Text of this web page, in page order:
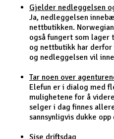
Solenergi
Sparkesykler &
Gavekort
Gjelder nedleggelsen
Ja, nedleggelsen
nettbutikken.
også fungert som lager
og nettbutikk har
og nedleggelsen vil
Tar noen over
Elefun er i dialog med
mulighetene for å
selger i dag finnes
sannsynligvis dukke
Sise driftsdag